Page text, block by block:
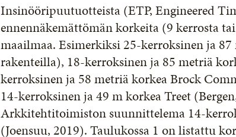
Insinööripuutuotteista (ETP, Engineered
ennennäkemättömän korkeita (9 kerrosta
maailmaa. Esimerkiksi 25-kerroksinen ja
rakenteilla), 18-kerroksinen ja 85 metriä
kerroksinen ja 58 metriä korkea Brock
14-kerroksinen ja 49 m korkea Treet
Arkkitehtitoimiston suunnittelema 14-
(Joensuu, 2019). Taulukossa 1 on listattu